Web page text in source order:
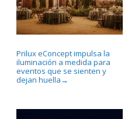
Prilux eConcept impulsa la
iluminación a medida para
eventos que se sienten y
dejan huella →